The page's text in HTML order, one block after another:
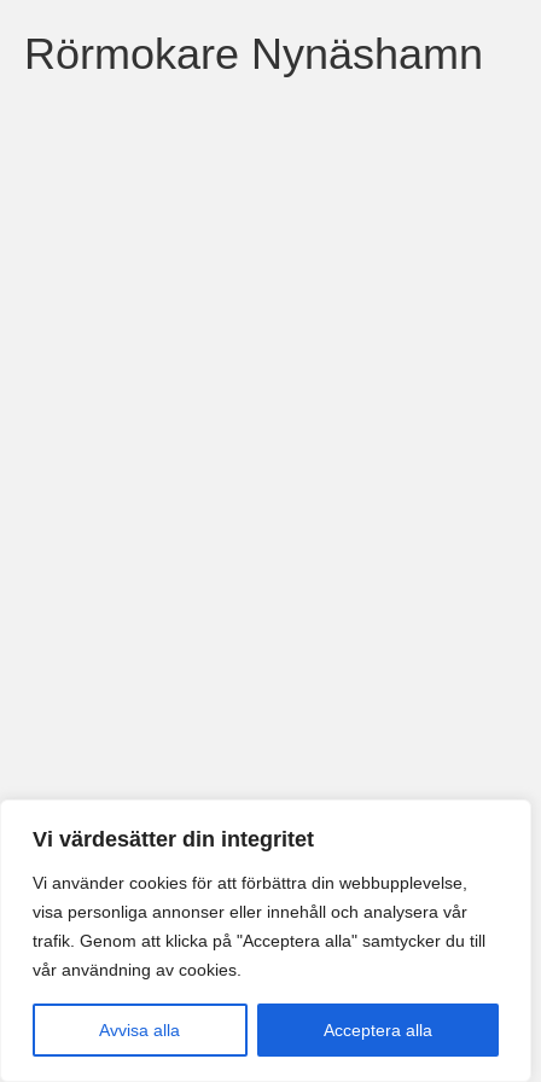
Vi värdesätter din integritet
Vi använder cookies för att förbättra din webbupplevelse,
visa personliga annonser eller innehåll och analysera vår
trafik. Genom att klicka på "Acceptera alla" samtycker du till
vår användning av cookies.
Avvisa alla Acceptera alla
Rörmokare Nynäshamn